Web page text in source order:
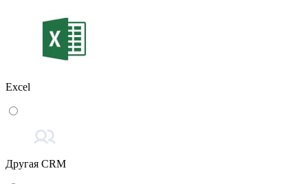
Excel
Другая CRM